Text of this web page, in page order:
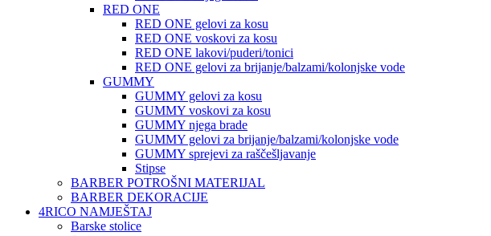
RED ONE
RED ONE gelovi za kosu
RED ONE voskovi za kosu
RED ONE lakovi/puderi/tonici
RED ONE gelovi za brijanje/balzami/kolonjske vode
GUMMY
GUMMY gelovi za kosu
GUMMY voskovi za kosu
GUMMY njega brade
GUMMY gelovi za brijanje/balzami/kolonjske vode
GUMMY sprejevi za raščešljavanje
Stipse
BARBER POTROŠNI MATERIJAL
BARBER DEKORACIJE
4RICO NAMJEŠTAJ
Barske stolice